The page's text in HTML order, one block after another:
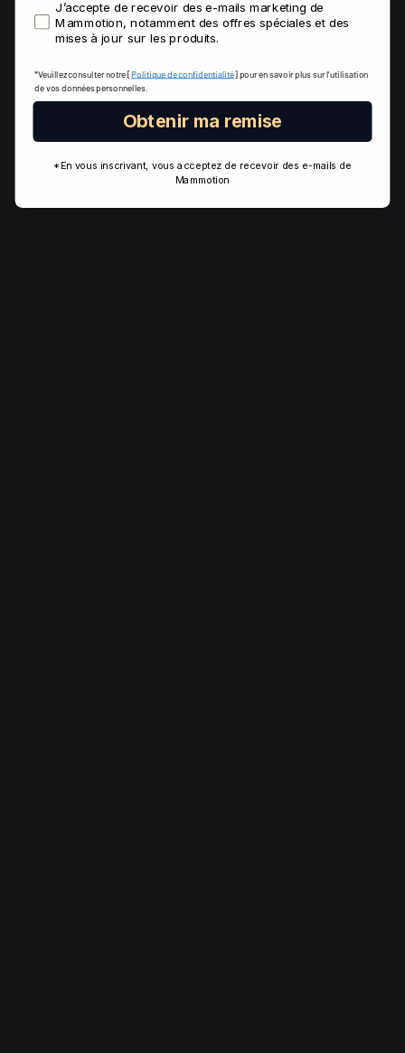
J’accepte de recevoir des e-mails marketing de
Mammotion, notamment des offres spéciales et des
mises à jour sur les produits.
*Veuillez consulter notre [Politique de confidentialité] pour en savoir plus sur l’utilisation
de vos données personnelles.
Obtenir ma remise
*En vous inscrivant, vous acceptez de recevoir des e-mails de
Mammotion